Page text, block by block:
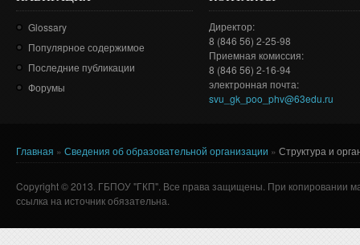
Glossary
Популярное содержимое
Последние публикации
Форумы
Директор:
8 (846 56) 2-25-98
Приемная комиссия:
8 (846 56) 2-16-94
электронная почта:
svu_gk_poo_phv@63edu.ru
Вы здесь
Главная » Сведения об образовательной организации » Структура и
Copyright © 2013. ГБПОУ "ГКП". Все права защищены. При копировании
ссылка на источник обязательна.